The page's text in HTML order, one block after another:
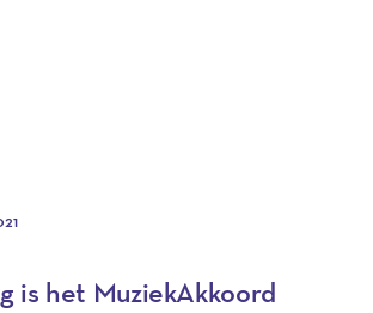
is het MuziekAkkoord